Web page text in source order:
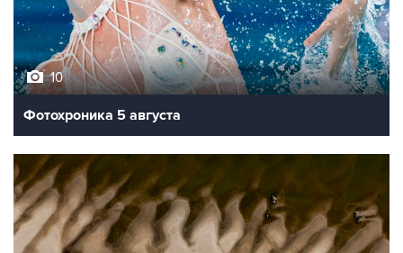
10
Фотохроника 5 августа